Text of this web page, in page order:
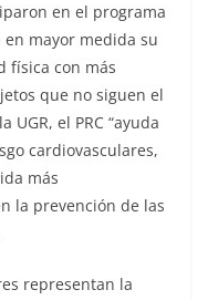
en el programa
mayor medida su
física con más
que no siguen el
el PRC “ayuda
cardiovasculares,
más
la prevención de las
representan la